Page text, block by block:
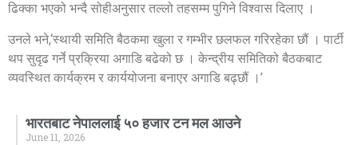
ढिक्का भएको भन्दै सोहीअनुसार तल्लो तहसम्म पुगिने विश्वास दिलाए ।
उनले भने,‘स्थायी समिति बैठकमा खुला र गम्भीर छलफल गरिरहेका छौं । पार्टी
थप सुदृढ गर्ने प्रक्रिया अगाडि बढेको छ । केन्द्रीय समितिको बैठकबाट
व्यवस्थित कार्यक्रम र कार्ययोजना बनाएर अगाडि बढ्छौं ।’
भारतबाट नेपाललाई ५० हजार टन मल आउने
June 11, 2026